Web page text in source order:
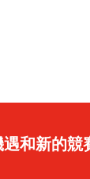
和新的競